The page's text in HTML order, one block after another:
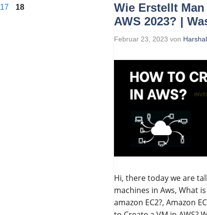
Wie Erstellt
AWS 2023? |
Februar 23, 2023 von
Hi, there today we are
machines in Aws, What
amazon EC2?, Amazon
Seite
17 Seite
18